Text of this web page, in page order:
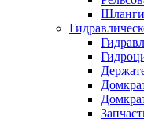
Шланги